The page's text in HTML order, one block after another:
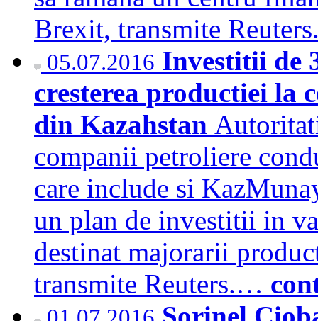
Brexit, transmite
05.07.2016 Investitii de
cresterea productiei la
din Kazahstan
companii petroliere
care include si
un plan de investitii in
destinat majorarii
transmite Reuters.…